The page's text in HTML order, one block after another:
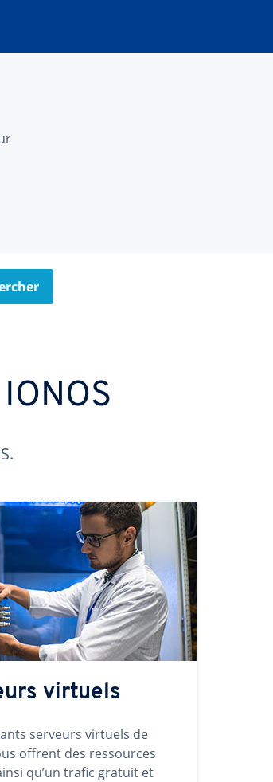
virtuels
serveurs virtuels de
offrent des ressources
qu’un trafic gratuit et